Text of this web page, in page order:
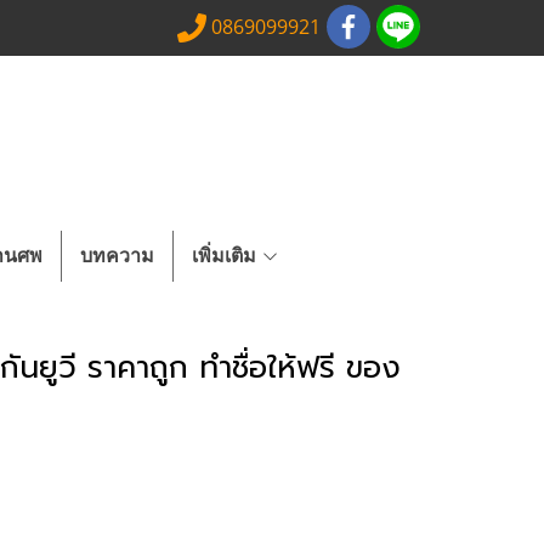
0869099921
นศพ บทความ เพิ่มเติม
ยูวี ราคาถูก ทำชื่อให้ฟรี ของ